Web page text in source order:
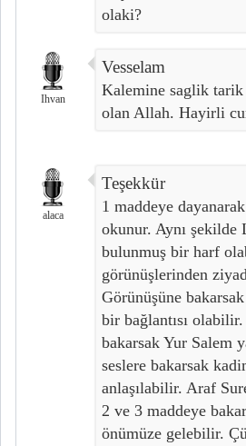
olaki?
Ihvan
Vesselam
Kalemine saglik
olan Allah. Hayirli
alaca
Teşekkür
1 maddeye
okunur. Aynı şekilde
bulunmuş bir harf
görünüşlerinden
Görünüşüne
bir bağlantısı
bakarsak Yur Salem
seslere bakarsak
anlaşılabilir. Araf
2 ve 3 maddeye
önümüze gelebilir.